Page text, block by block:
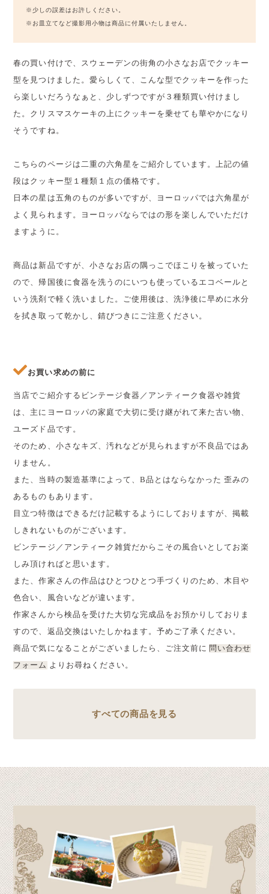
※少しの誤差はお許しください。
※お皿立てなど撮影用小物は商品に付属いたしません。
春の買い付けで、スウェーデンの街角の小さなお店でクッキー
型を見つけました。愛らしくて、こんな型でクッキーを作った
ら楽しいだろうなぁと、少しずつですが３種類買い付けまし
た。クリスマスケーキの上にクッキーを乗せても華やかになり
そうですね。
こちらのページは二重の六角星をご紹介しています。上記の値
段はクッキー型１種類１点の価格です。
日本の星は五角のものが多いですが、ヨーロッパでは六角星が
よく見られます。ヨーロッパならではの形を楽しんでいただけ
ますように。
商品は新品ですが、小さなお店の隅っこでほこりを被っていた
ので、帰国後に食器を洗うのにいつも使っているエコベールと
いう洗剤で軽く洗いました。ご使用後は、洗浄後に早めに水分
を拭き取って乾かし、錆びつきにご注意ください。
お買い求めの前に
当店でご紹介するビンテージ食器／アンティーク食器や雑貨
は、主にヨーロッパの家庭で大切に受け継がれて来た古い物、
ユーズド品です。
そのため、小さなキズ、汚れなどが見られますが不良品ではあ
りません。
また、当時の製造基準によって、B品とはならなかった 歪みの
あるものもあります。
目立つ特徴はできるだけ記載するようにしておりますが、掲載
しきれないものがございます。
ビンテージ／アンティーク雑貨だからこその風合いとしてお楽
しみ頂ければと思います。
また、作家さんの作品はひとつひとつ手づくりのため、木目や
色合い、風合いなどが違います。
作家さんから検品を受けた大切な完成品をお預かりしておりま
すので、返品交換はいたしかねます。予めご了承ください。
商品で気になることがございましたら、ご注文前に 問い合わせ
フォーム よりお尋ねください。
すべての商品を見る